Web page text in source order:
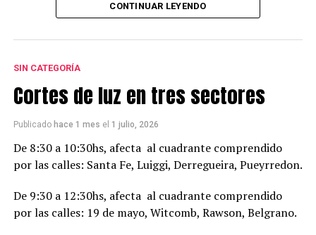
CONTINUAR LEYENDO
SIN CATEGORÍA
Cortes de luz en tres sectores
Publicado hace 1 mes el 1 julio, 2026
De 8:30 a 10:30hs, afecta al cuadrante comprendido
por las calles: Santa Fe, Luiggi, Derregueira, Pueyrredon.
De 9:30 a 12:30hs, afecta al cuadrante comprendido
por las calles: 19 de mayo, Witcomb, Rawson, Belgrano.